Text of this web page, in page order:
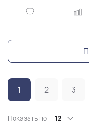
1 2 3
Показать по: 12